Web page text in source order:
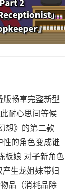
畅享完整新型
耐心思间等候
想》的第二款
的角色变成谁
板娘 对子新角色
生龙姐妹带归
品（消耗品除